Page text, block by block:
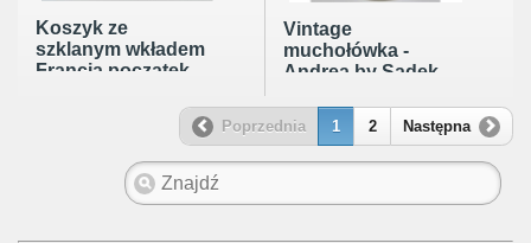
Koszyk ze
szklanym wkładem
Francja początek
Vintage
muchołówka -
Andrea by Sadek
Poprzednia 1 2 Następna